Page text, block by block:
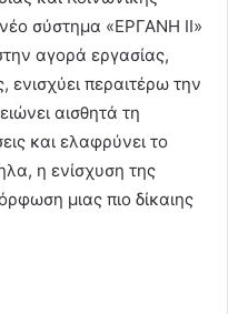
σύστημα «ΕΡΓΑΝΗ ΙΙ»
αγορά εργασίας,
ενισχύει περαιτέρω την
αισθητά τη
και ελαφρύνει το
η ενίσχυση της
μιας πιο δίκαιης